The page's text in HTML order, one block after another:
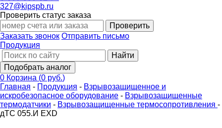
327@kipspb.ru
Проверить статус заказа
Проверить
Заказать звонок Отправить письмо
Продукция
Найти
Подобрать аналог
0 Корзина (0 руб.)
Главная - Продукция - Взрывозащищенное и
искробезопасное оборудование - Взрывозащищенные
термодатчики - Взрывозащищенные термосопротивления -
дТС 055.И EXD